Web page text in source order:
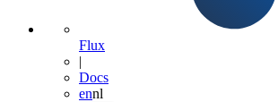
Flux
|
Docs
ennl